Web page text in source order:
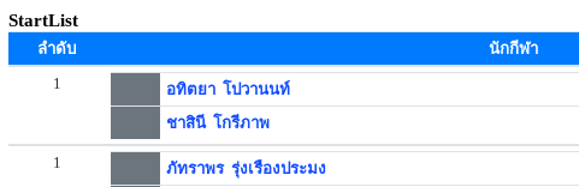
StartList
ลำดับ นักกีฬา
1
อทิตยา โปวานนท์
ชาสินี โกรีภาพ
1 ภัทราพร รุ่งเรืองประมง